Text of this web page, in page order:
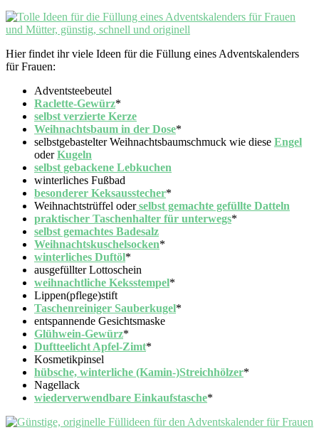
Hier findet ihr viele Ideen für die Füllung eines Adventskalenders
für Frauen:
Adventsteebeutel
Raclette-Gewürz*
selbst verzierte Kerze
Weihnachtsbaum in der Dose*
selbstgebastelter Weihnachtsbaumschmuck wie diese Engel
oderKugeln
selbst gebackene Lebkuchen
winterliches Fußbad
besonderer Keksausstecher*
Weihnachtstrüffel oderselbst gemachte gefüllte Datteln
praktischer Taschenhalter für unterwegs*
selbst gemachtes Badesalz
Weihnachtskuschelsocken*
winterliches Duftöl*
ausgefüllter Lottoschein
weihnachtliche Keksstempel*
Lippen(pflege)stift
Taschenreiniger Sauberkugel*
entspannende Gesichtsmaske
Glühwein-Gewürz*
Duftteelicht Apfel-Zimt*
Kosmetikpinsel
hübsche, winterliche (Kamin-)Streichhölzer*
Nagellack
wiederverwendbare Einkaufstasche*